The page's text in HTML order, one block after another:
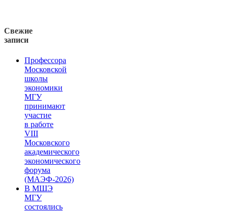
Свежие
записи
Профессора
Московской
школы
экономики
МГУ
принимают
участие
в работе
VIII
Московского
академического
экономического
форума
(МАЭФ-2026)
В МШЭ
МГУ
состоялись